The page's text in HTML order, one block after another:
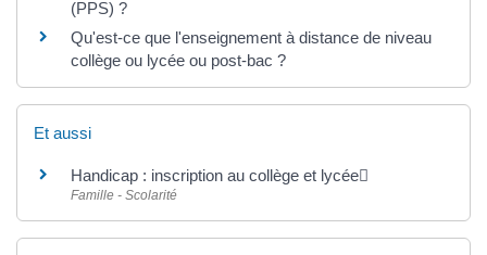
(PPS) ?
Qu'est-ce que l'enseignement à distance de niveau
collège ou lycée ou post-bac ?
Et aussi
Handicap : inscription au collège et lycée
Famille - Scolarité